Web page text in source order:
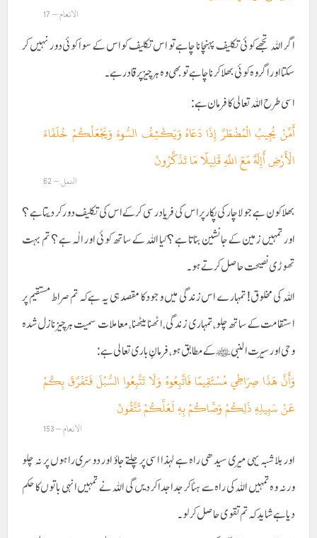
الانعام – 17
اگر اللہ تجھے کوئی تکلیف پہنچانا چاہے تو اس تکلیف کو اس کے سوا کوئی دور نہیں کر
سکتا اور اگر وہ کوئی بھلا کرنا چاہے تو بھی وہ ہر چیز پر قادر ہے ۔
اسی طرح اللہ تعالی کا فرمان ہے:
أَمَّنْ يُجِيبُ الْمُضْطَرَّ إِذَا دَعَاهُ وَيَكْشِفُ السُّوءَ وَيَجْعَلُكُمْ خُلَفَاءَ
الْأَرْضِ أَإِلَهٌ مَعَ اللَّهِ قَلِيلًا مَا تَذَكَّرُونَ
النمل – 62
بھلا کون ہے جو لاچار کی پکار پر اس کی فریاد رسی کر کے اس کی تکلیف دور کر دیتا ہے؟
اور تمہیں زمین کے جانشین بناتا ہے؟ کیا اللہ کے ساتھ کوئی اور الٰہ ہے؟ تم بہت
تھوڑی نصیحت حاصل کرتے ہو۔
اللہ کی مخلوق! تمہارے اس زندگی میں وجود کا مقصد ہی یہ ہے کہ تم صراط مستقیم پر
استقامت کے ساتھ چلو، تمہاری زندگی، اٹھنا بیٹھنا، معاملات سمیت ہر چیز نازل شدہ
وحی اور سیرت النبی ﷺ کے مطابق ہو، فرمانِ باری تعالی ہے:
وَأَنَّ هَذَا صِرَاطِي مُسْتَقِيمًا فَاتَّبِعُوهُ وَلَا تَتَّبِعُوا السُّبُلَ فَتَفَرَّقَ بِكُمْ
عَنْ سَبِيلِهِ ذَلِكُمْ وَصَّاكُمْ بِهِ لَعَلَّكُمْ تَتَّقُونَ
الانعام – 153
اور بلاشبہ یہی میری سیدھی راہ ہے لہذا اسی پر چلتے جاؤ اور دوسری راہوں پر نہ چلو
ورنہ وہ تمہیں اللہ کی راہ سے ہٹا کر جدا جدا کر دیں گی اللہ نے تمہیں انہی باتوں کا حکم
دیا ہے شاید کہ تم تقوی حاصل کر لو۔